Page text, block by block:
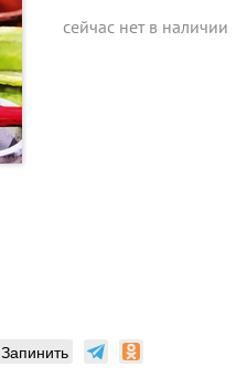
сейчас нет в наличии
Запинить